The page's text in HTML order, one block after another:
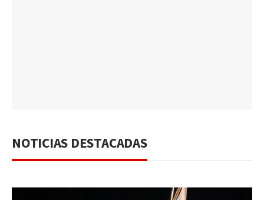
NOTICIAS DESTACADAS